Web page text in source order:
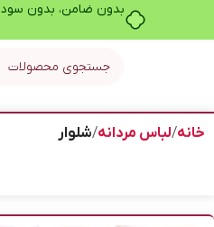
بدون ضامن، بدون سود
خانه لباس مردانه شلوار